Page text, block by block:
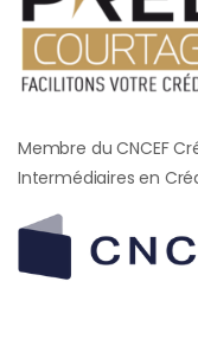
Membre du CNCEF
Intermédiaires en